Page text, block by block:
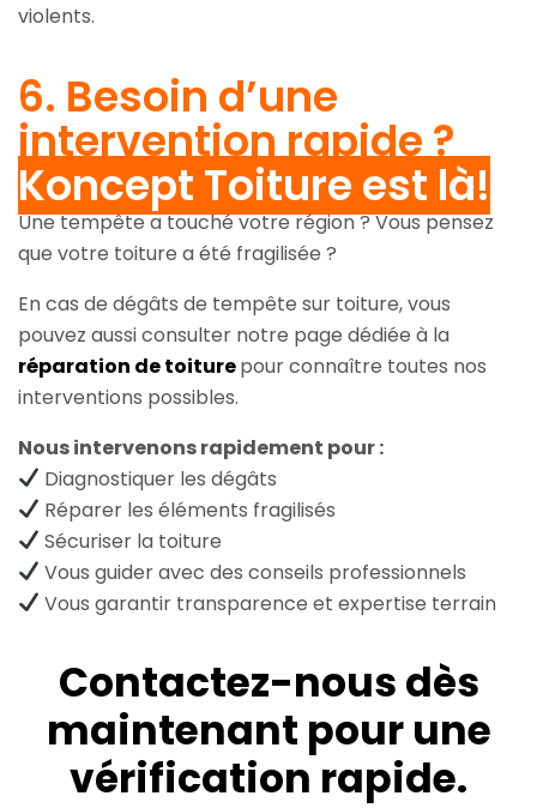
violents.
6. Besoin d’une
intervention rapide ?
Koncept Toiture est là!
Une tempête a touché votre région ? Vous pensez
que votre toiture a été fragilisée ?
En cas de dégâts de tempête sur toiture, vous
pouvez aussi consulter notre page dédiée à la
réparation de toiturepour connaître toutes nos
interventions possibles.
Nous intervenons rapidement pour :
Diagnostiquer les dégâts
Réparer les éléments fragilisés
Sécuriser la toiture
Vous guider avec des conseils professionnels
Vous garantir transparence et expertise terrain
Contactez-nous dès
maintenant pour une
vérification rapide.